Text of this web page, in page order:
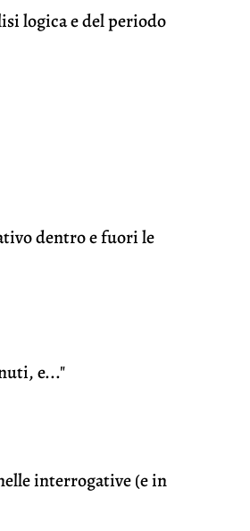
logica e del periodo
dentro e fuori le
e..."
interrogative (e in